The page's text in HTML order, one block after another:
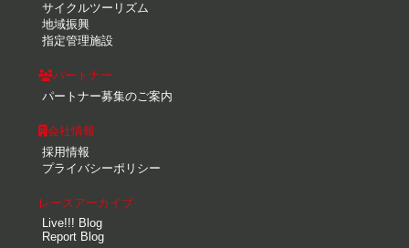
サイクルツーリズム
地域振興
指定管理施設
パートナー
パートナー募集のご案内
会社情報
採用情報
プライバシーポリシー
レースアーカイブ
Live!!! Blog
Report Blog